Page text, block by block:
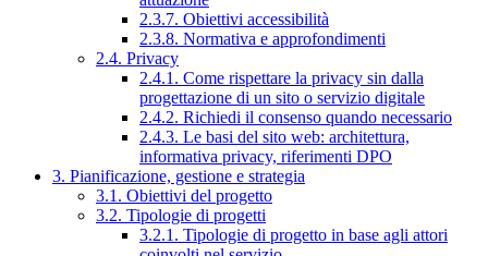
2.3.7. Obiettivi accessibilità
2.3.8. Normativa e approfondimenti
2.4. Privacy
2.4.1. Come rispettare la privacy sin dalla
progettazione di un sito o servizio digitale
2.4.2. Richiedi il consenso quando necessario
2.4.3. Le basi del sito web: architettura,
informativa privacy, riferimenti DPO
3. Pianificazione, gestione e strategia
3.1. Obiettivi del progetto
3.2. Tipologie di progetti
3.2.1. Tipologie di progetto in base agli attori